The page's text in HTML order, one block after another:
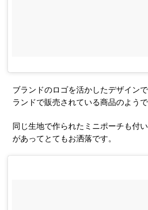
ブランドのロゴを活かしたデザイン
ランドで販売されている商品のようで
同じ生地で作られたミニポーチも付
があってとてもお洒落です。